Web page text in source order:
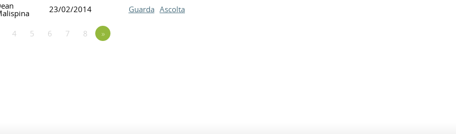
23/02/2014 Guarda Ascolta
4 5 6 7 8 »